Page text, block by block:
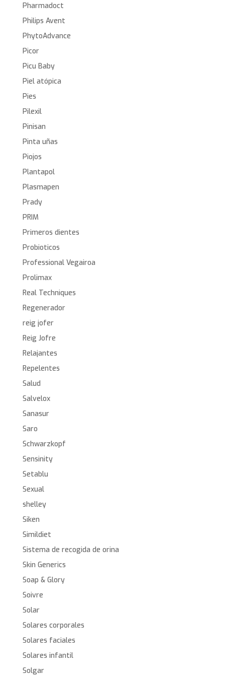
Pharmadoct
Philips Avent
PhytoAdvance
Picor
Picu Baby
Piel atópica
Pies
Pilexil
Pinisan
Pinta uñas
Piojos
Plantapol
Plasmapen
Prady
PRIM
Primeros dientes
Probioticos
Professional Vegairoa
Prolimax
Real Techniques
Regenerador
reig jofer
Reig Jofre
Relajantes
Repelentes
Salud
Salvelox
Sanasur
Saro
Schwarzkopf
Sensinity
Setablu
Sexual
shelley
Siken
Simildiet
Sistema de recogida de orina
Skin Generics
Soap & Glory
Soivre
Solar
Solares corporales
Solares faciales
Solares infantil
Solgar